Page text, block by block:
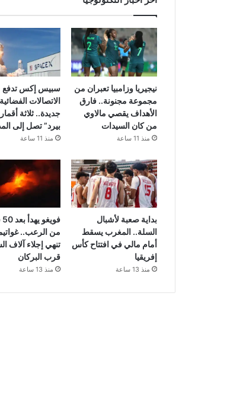
نيجيريا وزامبيا تعبران من
مجموعة مجنونة.. فارق
الأهداف يقصي مالاوي
من كان السيدات
منذ 11 ساعة
سبيس إكس تدفع
الاتصالات
جديدة.. ثلاثة
بيرد” تصل إلى
منذ 11 ساعة
بداية صعبة لأشبال
السلة.. المغرب يسقط
أمام مالي في افتتاح كأس
إفريقيا
منذ 13 ساعة
من الرعب..
تنهي إجلاء آلاف
قرب البركان
منذ 13 ساعة